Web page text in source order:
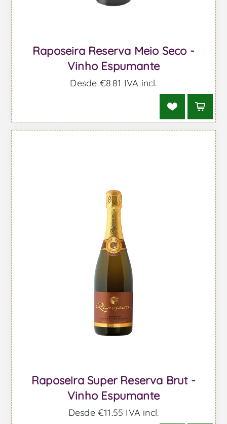
Raposeira Reserva Meio Seco -
Vinho Espumante
Desde €8,81 IVA incl.
Raposeira Super Reserva Brut -
Vinho Espumante
Desde €11,55 IVA incl.